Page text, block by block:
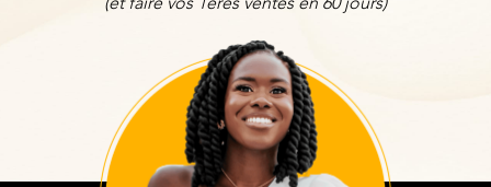
(et faire vos 1ères ventes en 60 jours)